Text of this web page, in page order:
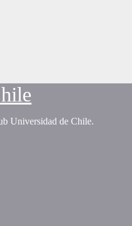
Universidad de Chile.